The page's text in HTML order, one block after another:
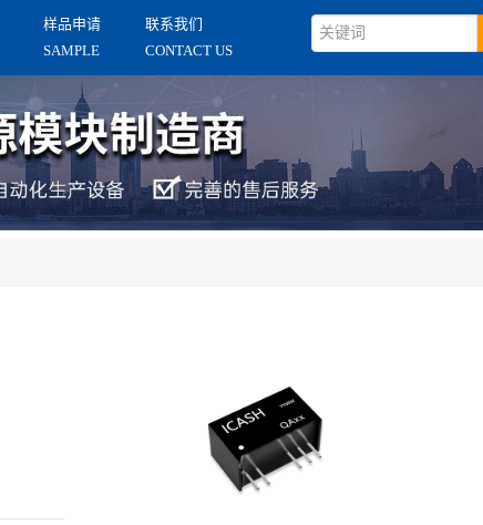
样品申请
SAMPLE
联系我们
CONTACT US